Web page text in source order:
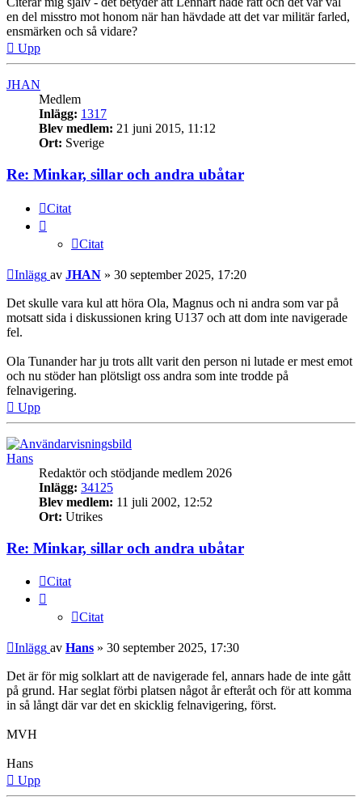
en del misstro mot honom när han hävdade att det var militär farled,
ensmärken och så vidare?
Upp
JHAN
Medlem
Inlägg: 1317
Blev medlem: 21 juni 2015, 11:12
Ort: Sverige
Re: Minkar, sillar och andra ubåtar
Citat
Citat
Inlägg av JHAN » 30 september 2025, 17:20
Det skulle vara kul att höra Ola, Magnus och ni andra som var på
motsatt sida i diskussionen kring U137 och att dom inte navigerade
fel.
Ola Tunander har ju trots allt varit den person ni lutade er mest emot
och nu stöder han plötsligt oss andra som inte trodde på
felnavigering.
Upp
Hans
Redaktör och stödjande medlem 2026
Inlägg: 34125
Blev medlem: 11 juli 2002, 12:52
Ort: Utrikes
Re: Minkar, sillar och andra ubåtar
Citat
Citat
Inlägg av Hans » 30 september 2025, 17:30
Det är för mig solklart att de navigerade fel, annars hade de inte gått
på grund. Har seglat förbi platsen något år efteråt och för att komma
in så långt där var det en skicklig felnavigering, först.
MVH
Hans
Upp